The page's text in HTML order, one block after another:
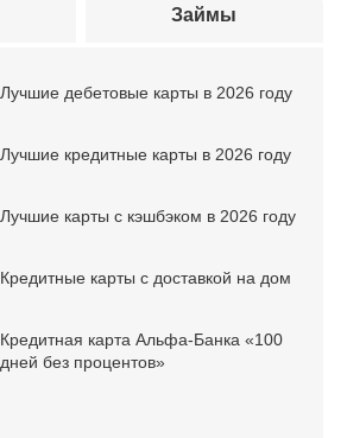
Займы
Лучшие дебетовые карты в 2026 году
Лучшие кредитные карты в 2026 году
Лучшие карты с кэшбэком в 2026 году
Кредитные карты с доставкой на дом
Кредитная карта Альфа-Банка «100
дней без процентов»